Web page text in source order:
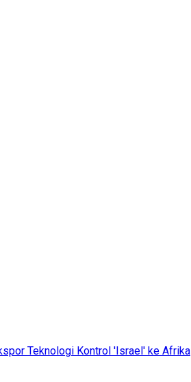
Teknologi Kontrol 'Israel' ke Afrika